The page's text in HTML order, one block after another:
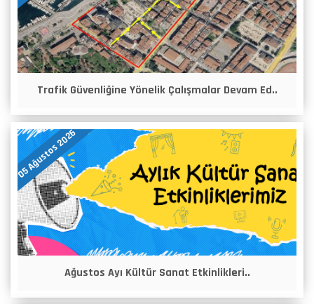
Trafik Güvenliğine Yönelik Çalışmalar Devam Ed..
05 Ağustos 2026
Ağustos Ayı Kültür Sanat Etkinlikleri..